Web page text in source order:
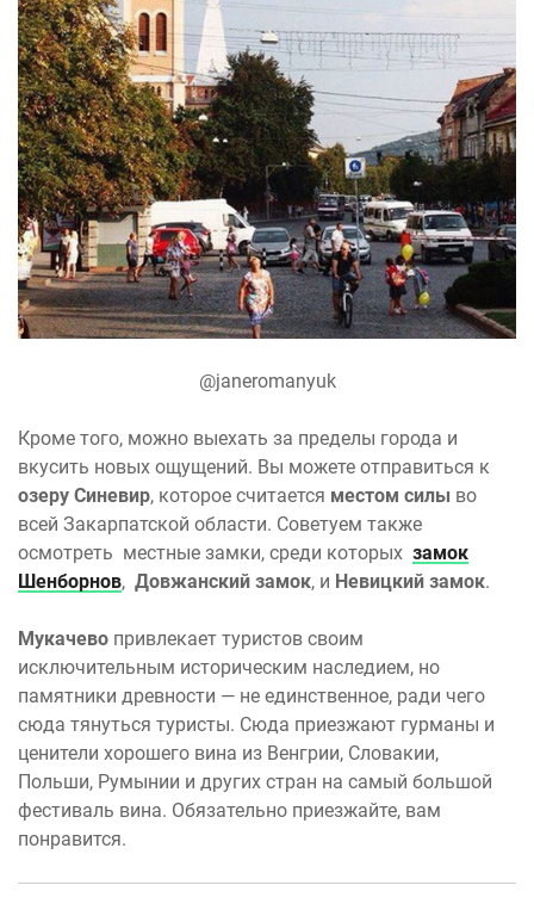
@janeromanyuk
Кроме того, можно выехать за пределы города и
вкусить новых ощущений. Вы можете отправиться к
озеру Синевир, которое считается местом силы во
всей Закарпатской области. Советуем также
осмотреть местные замки, среди которых замок
Шенборнов, Довжанский замок, и Невицкий замок.
Мукачево привлекает туристов своим
исключительным историческим наследием, но
памятники древности — не единственное, ради чего
сюда тянуться туристы. Сюда приезжают гурманы и
ценители хорошего вина из Венгрии, Словакии,
Польши, Румынии и других стран на самый большой
фестиваль вина. Обязательно приезжайте, вам
понравится.